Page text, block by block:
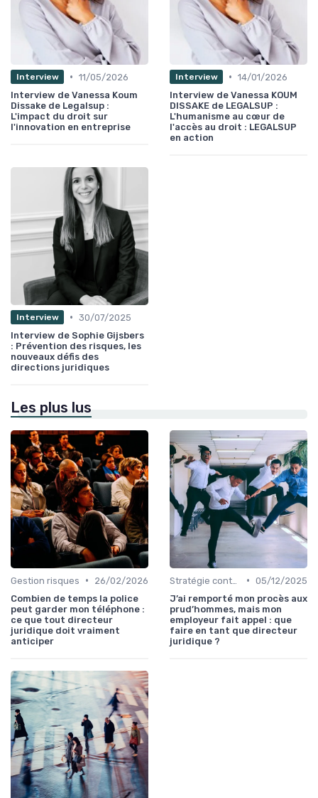
Interview • 11/05/2026
Interview de Vanessa Koum
Dissake de Legalsup :
L'impact du droit sur
l'innovation en entreprise
Interview • 14/01/2026
Interview de Vanessa KOUM
DISSAKE de LEGALSUP :
L'humanisme au cœur de
l'accès au droit : LEGALSUP
en action
Interview • 30/07/2025
Interview de Sophie Gijsbers
: Prévention des risques, les
nouveaux défis des
directions juridiques
Les plus lus
Gestion risques •
26/02/2026
Combien de temps la police
peut garder mon téléphone :
ce que tout directeur
juridique doit vraiment
anticiper
• 05/12/2025
J’ai remporté mon procès aux
prud’hommes, mais mon
employeur fait appel : que
faire en tant que directeur
juridique ?